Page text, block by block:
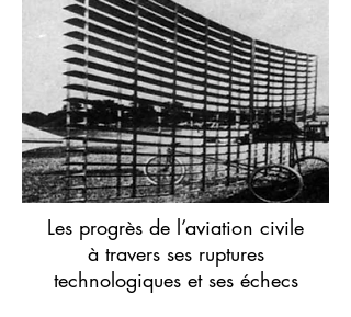
Les progrès de l’aviation civile
à travers ses ruptures
technologiques et ses échecs